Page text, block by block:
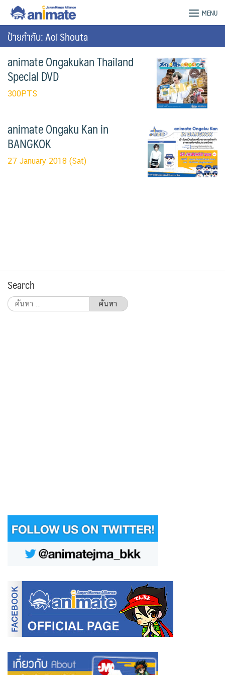
Skip
content
animate Bangkok – Official Website MENU
ป้ายกำกับ: Aoi Shouta
animate Ongakukan Thailand
Special DVD
300PTS
animate Ongaku Kan in
BANGKOK
27 January 2018 (Sat)
Search
ค้นหา